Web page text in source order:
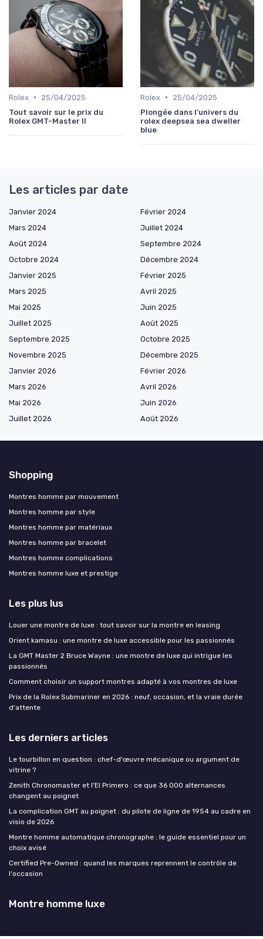
Rolex •
25/04/2025
Tout savoir sur le prix du
Rolex GMT-Master II
Rolex •
25/04/2025
Plongée dans l'univers du
rolex deepsea sea dweller
blue
Les articles par date
Janvier 2024
Février 2024
Mars 2024
Juillet 2024
Août 2024
Septembre 2024
Octobre 2024
Décembre 2024
Janvier 2025
Février 2025
Mars 2025
Avril 2025
Mai 2025
Juin 2025
Juillet 2025
Août 2025
Septembre 2025
Octobre 2025
Novembre 2025
Décembre 2025
Janvier 2026
Février 2026
Mars 2026
Avril 2026
Mai 2026
Juin 2026
Juillet 2026
Août 2026
Shopping
Montres homme par mouvement
Montres homme par style
Montres homme par matériaux
Montres homme par bracelet
Montres homme complications
Montres homme luxe et prestige
Les plus lus
Louer une montre de luxe : tout savoir sur la montre en leasing
Orient kamasu : une montre de luxe accessible pour les passionnés
La GMT Master 2 Bruce Wayne : une montre de luxe qui intrigue les
passionnés
Comment choisir un support montres adapté à vos montres de luxe
Prix de la Rolex Submariner en 2026 : neuf, occasion, et la vraie durée
d'attente
Les derniers articles
Le tourbillon en question : chef-d'œuvre mécanique ou argument de
vitrine ?
Zenith Chronomaster et l'El Primero : ce que 36 000 alternances
changent au poignet
La complication GMT au poignet : du pilote de ligne de 1954 au cadre en
visio de 2026
Montre homme automatique chronographe : le guide essentiel pour un
choix avisé
Certified Pre-Owned : quand les marques reprennent le contrôle de
l'occasion
Montre homme luxe